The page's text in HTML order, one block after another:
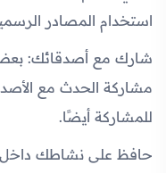
استخدام المصادر
شارك مع أصدقائك: بعض
مشاركة الحدث مع
للمشاركة أيضًا.
حافظ على نشاطك داخل